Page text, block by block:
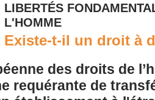
LIBERTÉS
L'HOMME
Existe-t-il un droit à
des droits de
requérante de